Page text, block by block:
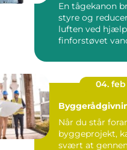
En tågekanon
styre og
luften ved
finforstøvet
04. feb
Når du står
byggeprojekt,
svært at